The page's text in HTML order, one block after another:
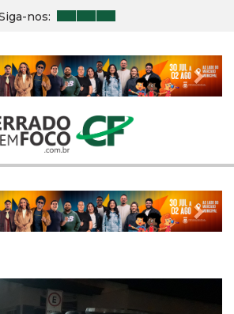
nos:
Next
Next